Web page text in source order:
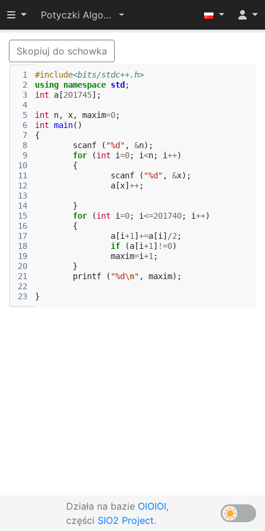
Przełącz widoczność menu
Potyczki Algorytmiczne 2017
Skopiuj do schowka
1
2
3
4
5
6
7
8
9
10
11
12
13
14
15
16
17
18
19
20
21
22
23
#include<bits/stdc++.h>
using namespace std ;
int
a [201745];
int n, x, maxim=0;
int main()
{
scanf
( "%d" , &n);
for
(int i=0; i<n; i++)
{
scanf
( "%d" , &x);
a [x] ++;
}
for
(int i=0; i<=201740; i++)
{
a [i+1 ] +=a [i ] /2 ;
if
(a [i+1 ] !=0)
maxim=i+1 ;
}
printf
( "%d\n" , maxim);
}
Działa na bazie OIOIOI,
części SIO2 Project.